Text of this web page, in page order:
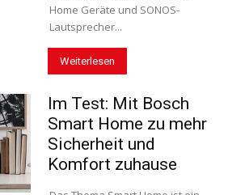
Home Geräte und SONOS-
Lautsprecher...
Weiterlesen
Im Test: Mit Bosch
Smart Home zu mehr
Sicherheit und
Komfort zuhause